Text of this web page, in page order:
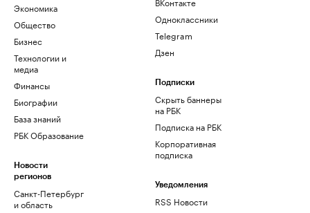
Экономика
Общество
Бизнес
Технологии и
медиа
Финансы
Биографии
База знаний
РБК Образование
Новости
регионов
Санкт-Петербург
и область
Одноклассники
Telegram
Дзен
Подписки
Скрыть баннеры
на РБК
Подписка на РБК
Корпоративная
подписка
Уведомления
RSS Новости